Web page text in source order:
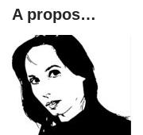
A propos…